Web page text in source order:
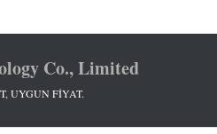
Co., Limited
UYGUN FİYAT.